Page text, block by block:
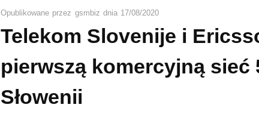
Opublikowane przez gsmbiz dnia 17/08/2020
Telekom Slovenije i
pierwszą komercyjną sieć
Słowenii